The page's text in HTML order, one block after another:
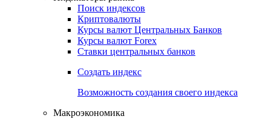
Получить доступ
Индикаторы рынка
Поиск индексов
Курсы валют Центральных Банков
Ставки центральных банков
Создать индекс